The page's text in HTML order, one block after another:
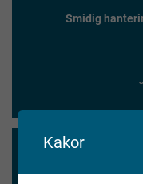
Smidig
Kakor